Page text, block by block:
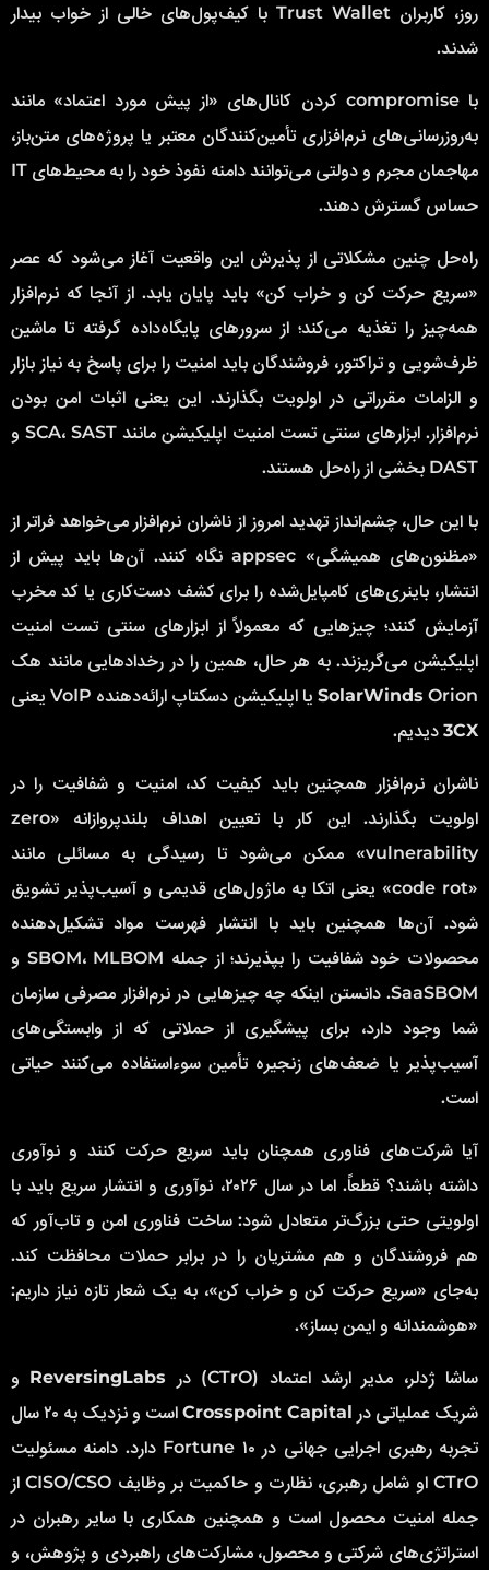
روز، کاربران Trust Wallet با کیف‌پول‌های خالی از خواب بیدار
شدند.
با compromise کردن کانال‌های «از پیش مورد اعتماد» مانند
به‌روزرسانی‌های نرم‌افزاری تأمین‌کنندگان معتبر یا پروژه‌های متن‌باز،
مهاجمان مجرم و دولتی می‌توانند دامنه نفوذ خود را به محیط‌های IT
حساس گسترش دهند.
راه‌حل چنین مشکلاتی از پذیرش این واقعیت آغاز می‌شود که عصر
«سریع حرکت کن و خراب کن» باید پایان یابد. از آنجا که نرم‌افزار
همه‌چیز را تغذیه می‌کند؛ از سرورهای پایگاه‌داده گرفته تا ماشین
ظرف‌شویی و تراکتور، فروشندگان باید امنیت را برای پاسخ به نیاز بازار
و الزامات مقرراتی در اولویت بگذارند. این یعنی اثبات امن بودن
نرم‌افزار. ابزارهای سنتی تست امنیت اپلیکیشن مانند SCA، SAST و
DAST بخشی از راه‌حل هستند.
با این حال، چشم‌انداز تهدید امروز از ناشران نرم‌افزار می‌خواهد فراتر از
«مظنون‌های همیشگی» appsec نگاه کنند. آن‌ها باید پیش از
انتشار، باینری‌های کامپایل‌شده را برای کشف دست‌کاری یا کد مخرب
آزمایش کنند؛ چیزهایی که معمولاً از ابزارهای سنتی تست امنیت
اپلیکیشن می‌گریزند. به هر حال، همین را در رخدادهایی مانند هک
SolarWinds Orion یا اپلیکیشن دسکتاپ ارائه‌دهنده VoIP یعنی
3CX دیدیم.
ناشران نرم‌افزار همچنین باید کیفیت کد، امنیت و شفافیت را در
اولویت بگذارند. این کار با تعیین اهداف بلندپروازانه «zero
vulnerability» ممکن می‌شود تا رسیدگی به مسائلی مانند
«code rot» یعنی اتکا به ماژول‌های قدیمی و آسیب‌پذیر تشویق
شود. آن‌ها همچنین باید با انتشار فهرست مواد تشکیل‌دهنده
محصولات خود شفافیت را بپذیرند؛ از جمله SBOM، MLBOM و
SaaSBOM. دانستن اینکه چه چیزهایی در نرم‌افزار مصرفی سازمان
شما وجود دارد، برای پیشگیری از حملاتی که از وابستگی‌های
آسیب‌پذیر یا ضعف‌های زنجیره تأمین سوءاستفاده می‌کنند حیاتی
است.
آیا شرکت‌های فناوری همچنان باید سریع حرکت کنند و نوآوری
داشته باشند؟ قطعاً. اما در سال ۲۰۲۶، نوآوری و انتشار سریع باید با
اولویتی حتی بزرگ‌تر متعادل شود: ساخت فناوری امن و تاب‌آور که
هم فروشندگان و هم مشتریان را در برابر حملات محافظت کند.
به‌جای «سریع حرکت کن و خراب کن»، به یک شعار تازه نیاز داریم:
«هوشمندانه و ایمن بساز».
سا‌شا ژدلر، مدیر ارشد اعتماد (CTrO) در ReversingLabs و
شریک عملیاتی در Crosspoint Capital
است و نزدیک به ۲۰ سال
تجربه رهبری اجرایی جهانی در Fortune ۱۰ دارد. دامنه مسئولیت
CTrO او شامل رهبری، نظارت و حاکمیت بر وظایف CISO/CSO از
جمله امنیت محصول است و همچنین همکاری با سایر رهبران در
استراتژی‌های شرکتی و محصول، مشارکت‌های راهبردی و پژوهش، و